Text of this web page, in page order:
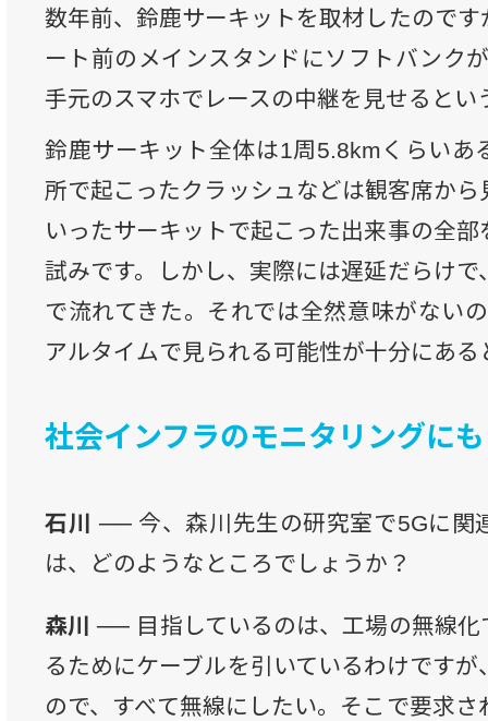
数年前、鈴鹿サーキットを取材したので
ート前のメインスタンドにソフトバンク
手元のスマホでレースの中継を見せるとい
鈴鹿サーキット全体は1周5.8kmくらいあ
所で起こったクラッシュなどは観客席か
いったサーキットで起こった出来事の全
試みです。しかし、実際には遅延だらけ
で流れてきた。それでは全然意味がない
アルタイムで見られる可能性が十分にある
社会インフラのモニタリングにも
石川 ── 今、森川先生の研究室で5Gに関
は、どのようなところでしょうか？
森川 ── 目指しているのは、工場の無線
るためにケーブルを引いているわけです
ので、すべて無線にしたい。そこで要求さ